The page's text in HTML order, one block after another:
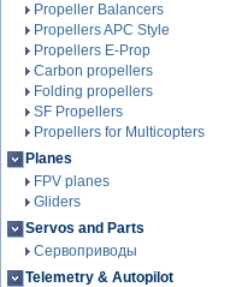
Propeller Balancers
Propellers APC Style
Propellers E-Prop
Carbon propellers
Folding propellers
SF Propellers
Propellers for Multicopters
Planes
FPV planes
Gliders
Servos and Parts
Сервоприводы
Telemetry & Autopilot